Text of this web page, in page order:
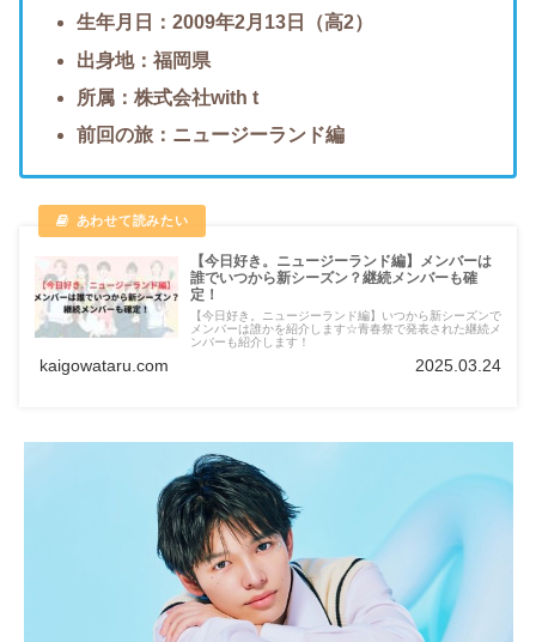
生年月日：2009年2月13日（高2）
出身地：福岡県
所属：株式会社with t
前回の旅：ニュージーランド編
【今日好き。ニュージーランド編】メンバーは
誰でいつから新シーズン？継続メンバーも確
定！
【今日好き。ニュージーランド編】いつから新シーズンで
メンバーは誰かを紹介します☆青春祭で発表された継続メ
ンバーも紹介します！
kaigowataru.com 2025.03.24